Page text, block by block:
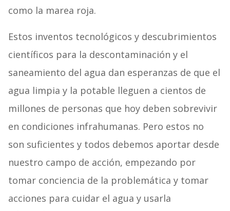
como la marea roja.
Estos inventos tecnológicos y descubrimientos
científicos para la descontaminación y el
saneamiento del agua dan esperanzas de que el
agua limpia y la potable lleguen a cientos de
millones de personas que hoy deben sobrevivir
en condiciones infrahumanas. Pero estos no
son suficientes y todos debemos aportar desde
nuestro campo de acción, empezando por
tomar conciencia de la problemática y tomar
acciones para cuidar el agua y usarla